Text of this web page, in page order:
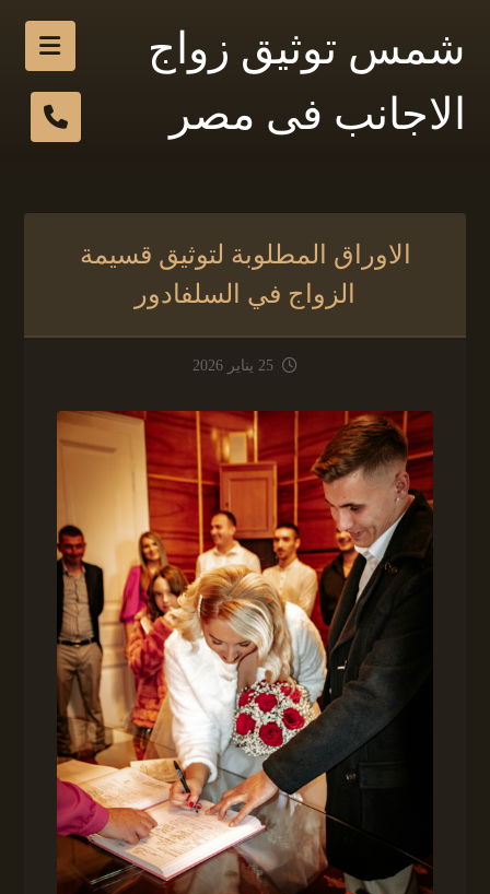
شمس توثيق زواج
الاجانب فى مصر
الاوراق المطلوبة لتوثيق قسيمة
الزواج في السلفادور
25 يناير 2026